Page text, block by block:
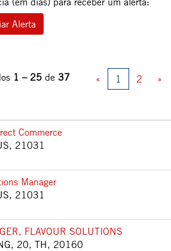
Alerta
1 – 25 de 37 « 1 2 »
Commerce
21031
Manager
21031
FLAVOUR SOLUTIONS
20, TH, 20160